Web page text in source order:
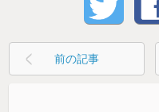
前の記事